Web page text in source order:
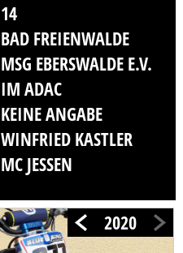
14
BAD FREIENWALDE
MSG EBERSWALDE E.V.
IM ADAC
KEINE ANGABE
WINFRIED KASTLER
MC JESSEN
2020